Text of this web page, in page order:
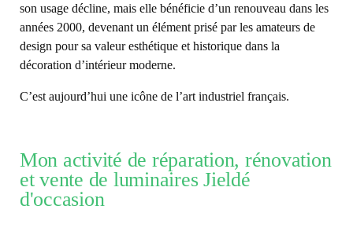
son usage décline, mais elle bénéficie d’un renouveau dans les
années 2000, devenant un élément prisé par les amateurs de
design pour sa valeur esthétique et historique dans la
décoration d’intérieur moderne.
C’est aujourd’hui une icône de l’art industriel français.
Mon activité de réparation, rénovation
et vente de luminaires Jieldé
d'occasion